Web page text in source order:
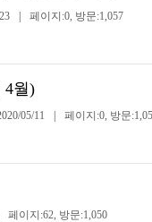
페이지:0, 방문:1,057
4월)
05/11 페이지:0, 방문
페이지:62, 방문:1,050